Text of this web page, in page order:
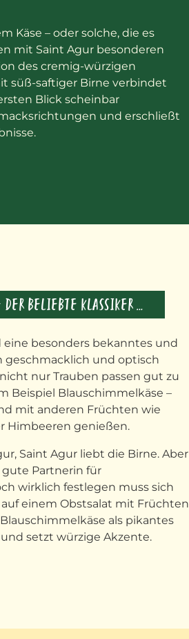
Käse – oder solche, die es
mit Saint Agur besonderen
des cremig-würzigen
süß-saftiger Birne verbindet
Blick scheinbar
und erschließt
KÄSE & FRÜCHTE – DER BELIEBTE KLASSIKER HAT VIELE GESICHTER
eine besonders bekanntes und
geschmacklich und optisch
nur Trauben passen gut zu
Beispiel Blauschimmelkäse –
mit anderen Früchten wie
Himbeeren genießen.
Saint Agur liebt die Birne. Aber
gute Partnerin für
wirklich festlegen muss sich
einem Obstsalat mit Früchten
als pikantes
setzt würzige Akzente.